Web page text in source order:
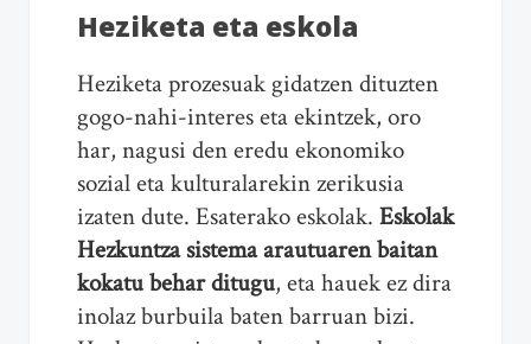
Heziketa eta eskola
Heziketa prozesuak gidatzen dituzten
gogo-nahi-interes eta ekintzek, oro
har, nagusi den eredu ekonomiko
sozial eta kulturalarekin zerikusia
izaten dute. Esaterako eskolak. Eskolak
Hezkuntza sistema arautuaren baitan
kokatu behar ditugu, eta hauek ez dira
inolaz burbuila baten barruan bizi.